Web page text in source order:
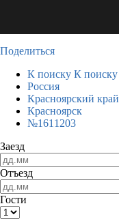
Поделиться
К поиску К поиску
Россия
Красноярский край
Красноярск
№1611203
Заезд
Отъезд
Гости